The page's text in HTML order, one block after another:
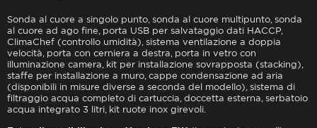
Sonda al cuore a singolo punto, sonda al cuore multipunto, sonda
al cuore ad ago fine, porta USB per salvataggio dati HACCP,
ClimaChef (controllo umidità), sistema ventilazione a doppia
velocità, porta con cerniera a destra, porta in vetro con
illuminazione camera, kit per installazione sovrapposta (stacking),
staffe per installazione a muro, cappe condensazione ad aria
(disponibili in misure diverse a seconda del modello), sistema di
filtraggio acqua completo di cartuccia, doccetta esterna, serbatoio
acqua integrato 3 litri, kit ruote inox girevoli.